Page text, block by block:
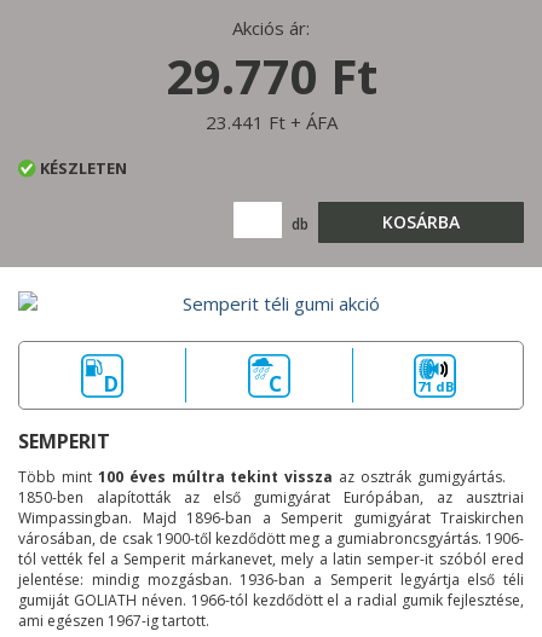
Akciós ár:
29.770 Ft
23.441 Ft + ÁFA
KÉSZLETEN
db KOSÁRBA
D C 71 dB
SEMPERIT
Több mint 100 éves múltra tekint vissza az osztrák gumigyártás.
1850-ben alapították az első gumigyárat Európában, az ausztriai
Wimpassingban. Majd 1896-ban a Semperit gumigyárat Traiskirchen
városában, de csak 1900-től kezdődött meg a gumiabroncsgyártás. 1906-
tól vették fel a Semperit márkanevet, mely a latin semper-it szóból ered
jelentése: mindig mozgásban. 1936-ban a Semperit legyártja első téli
gumiját GOLIATH néven. 1966-tól kezdődött el a radial gumik fejlesztése,
ami egészen 1967-ig tartott.